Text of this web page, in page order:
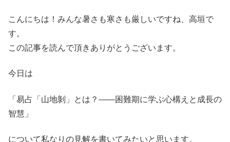
こんにちは！みんな暑さも寒さも厳しいですね、高垣で
す。
この記事を読んで頂きありがとうございます。
今日は
「易占「山地剝」とは？――困難期に学ぶ心構えと成長の
智慧」
について私なりの見解を書いてみたいと思います。